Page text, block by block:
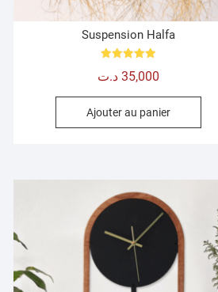
Suspension Halfa
5.00
35,000 د.ت
Ajouter au panier